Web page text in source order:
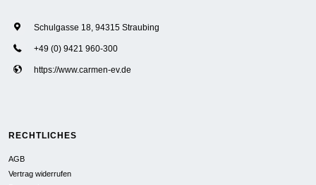
Schulgasse 18, 94315 Straubing
+49 (0) 9421 960-300
https://www.carmen-ev.de
RECHTLICHES
AGB
Vertrag widerrufen